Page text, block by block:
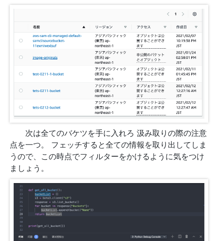
次は全てのバケツを手に入れろ 汲み取りの際の注意
点を一つ。 フェッチすると全ての情報を取り出してしま
うので、この時点でフィルターをかけるように気をつけ
ましょう。